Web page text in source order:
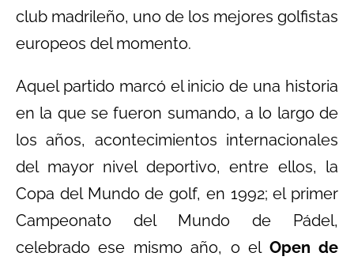
club madrileño, uno de los mejores golfistas
europeos del momento.
Aquel partido marcó el inicio de una historia
en la que se fueron sumando, a lo largo de
los años, acontecimientos internacionales
del mayor nivel deportivo, entre ellos, la
Copa del Mundo de golf, en 1992; el primer
Campeonato del Mundo de Pádel,
celebrado ese mismo año, o el Open de